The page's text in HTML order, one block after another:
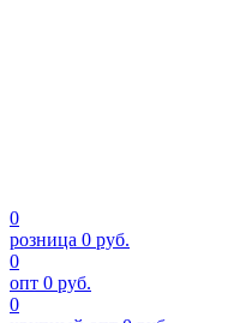
0
розница 0 руб.
0
опт 0 руб.
0